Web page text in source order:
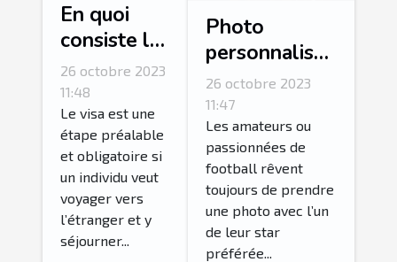
En quoi
consiste la
procédure
de
demande
ESTA ?
26 octobre 2023
11:48
Le visa est une
étape préalable
et obligatoire si
un individu veut
voyager vers
l’étranger et y
séjourner...
Photo
personnalisée
: comment
personnalisé
sa photo avec
l’une de ses
stars
préférées ?
26 octobre 2023
11:47
Les amateurs ou
passionnées de
football rêvent
toujours de prendre
une photo avec l’un
de leur star
préférée...